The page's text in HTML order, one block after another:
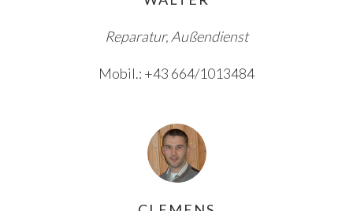
Reparatur, Außendienst
Mobil.: +43 664/1013484